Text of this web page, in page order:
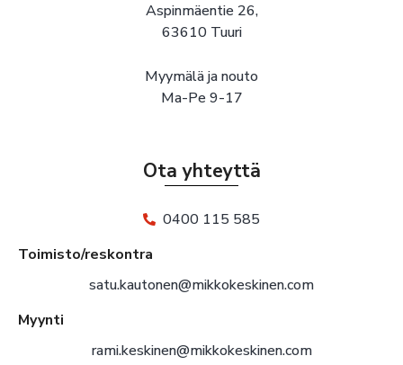
Aspinmäentie 26,
63610 Tuuri
Myymälä ja nouto
Ma-Pe 9-17
Ota yhteyttä
0400 115 585
Toimisto/reskontra
satu.kautonen@mikkokeskinen.com
Myynti
rami.keskinen@mikkokeskinen.com